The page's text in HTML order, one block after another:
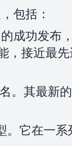
包括：
功发布
，接近最
。其最新
它在一